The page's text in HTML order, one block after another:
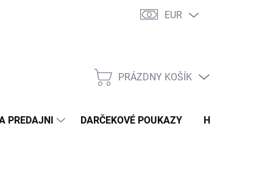
DOPRAVA A PLATBA
EUR
NÁKUPNÝ
PRÁZDNY KOŠÍK
PREDAJNI DARČEKOVÉ POUKAZY HODNOTENIE